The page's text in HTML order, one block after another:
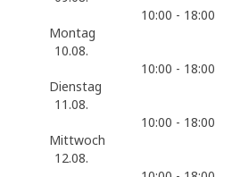
10:00 - 18:00
Montag
10.08.
10:00 - 18:00
Dienstag
11.08.
10:00 - 18:00
Mittwoch
12.08.